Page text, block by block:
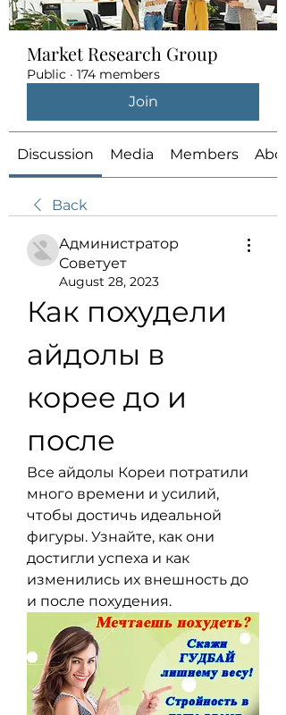
Market Research Group
Public · 174 members
Join
Discussion Media Members
Back
Администратор
Советует
August 28, 2023
Как похудели
айдолы в
корее до и
после
Все айдолы Кореи потратили
много времени и усилий,
чтобы достичь идеальной
фигуры. Узнайте, как они
достигли успеха и как
изменились их внешность до
и после похудения.